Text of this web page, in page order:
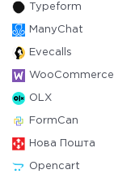
Typeform
ManyChat
Evecalls
WooCommerce
OLX
FormCan
Нова Пошта
Opencart